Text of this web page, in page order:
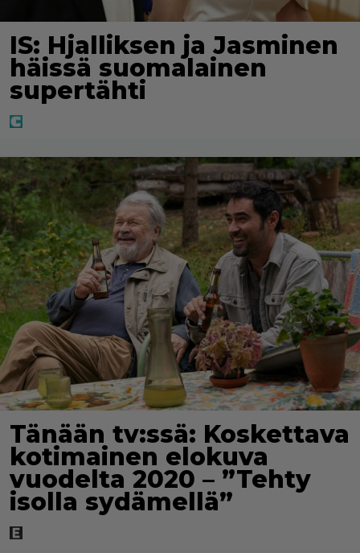
IS: Hjalliksen ja Jasminen
häissä suomalainen
supertähti
Tänään tv:ssä: Koskettava
kotimainen elokuva
vuodelta 2020 – ”Tehty
isolla sydämellä”